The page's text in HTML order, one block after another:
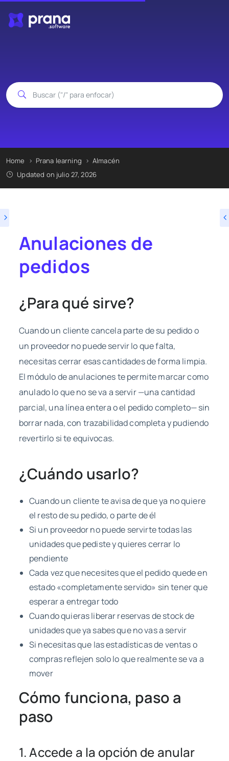
Home Prana learning
Almacén
Updated on julio 27, 2026
Anulaciones de
pedidos
¿Para qué sirve?
Cuando un cliente cancela parte de su pedido o
un proveedor no puede servir lo que falta,
necesitas cerrar esas cantidades de forma limpia.
El módulo de anulaciones te permite marcar como
anulado lo que no se va a servir —una cantidad
parcial, una línea entera o el pedido completo— sin
borrar nada, con trazabilidad completa y pudiendo
revertirlo si te equivocas.
¿Cuándo usarlo?
Cuando un cliente te avisa de que ya no quiere
el resto de su pedido, o parte de él
Si un proveedor no puede servirte todas las
unidades que pediste y quieres cerrar lo
pendiente
Cada vez que necesites que el pedido quede en
estado «completamente servido» sin tener que
esperar a entregar todo
Cuando quieras liberar reservas de stock de
unidades que ya sabes que no vas a servir
Si necesitas que las estadísticas de ventas o
compras reflejen solo lo que realmente se va a
mover
Cómo funciona, paso a
paso
1. Accede a la opción de anular